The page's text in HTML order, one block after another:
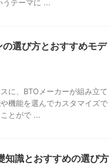
うテーマに ...
選び方とおすすめモデ
に、BTOメーカーが組み立て
機能を選んでカスタマイズで
とがで ...
知識とおすすめの選び方